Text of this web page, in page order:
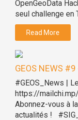
OpenGeoData
seul challenge en
Read More
GEOS NEWS
#GEOS_News |
https://
Abonnez-vous à
actualités !